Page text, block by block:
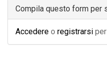
Compila questo form per
Accedere o registrarsi